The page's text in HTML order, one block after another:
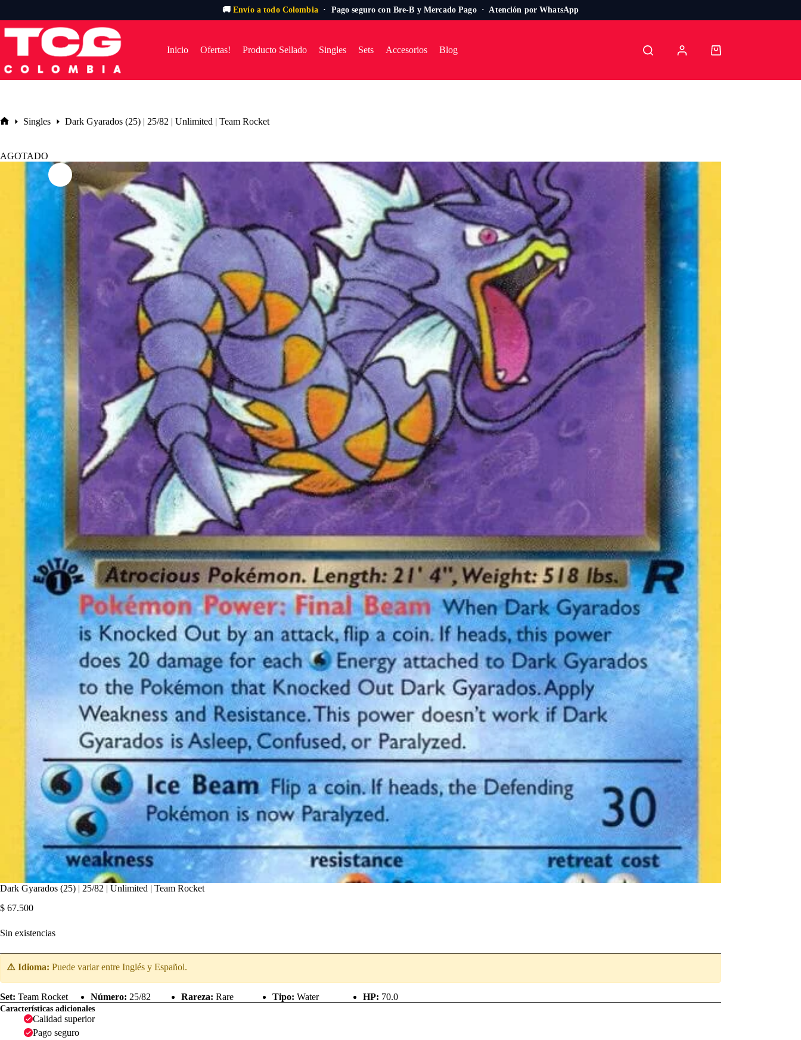
🚚 Envío a todo Colombia· Pago seguro con Bre-B y Mercado Pago · Atención por WhatsApp
al
Inicio Ofertas! Producto Sellado Singles Sets Accesorios Blog
Carro
Singles Dark Gyarados (25) | 25/82 | Unlimited | Team Rocket
AGOTADO
Dark Gyarados (25) | 25/82 | Unlimited | Team Rocket
$ 67.500
Sin existencias
⚠️ Idioma: Puede variar entre Inglés y Español.
Set: Team Rocket Número: 25/82 Rareza: Rare Tipo: Water HP: 70.0
Características adicionales
Calidad superior
Pago seguro